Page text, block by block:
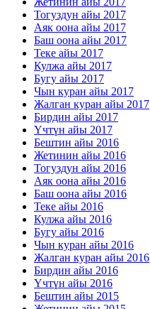
Тогуздун айы 2017
Аяк оона айы 2017
Баш оона айы 2017
Теке айы 2017
Кулжа айы 2017
Бугу айы 2017
Чын куран айы 2017
Жалган куран айы 2017
Бирдин айы 2017
Үчтүн айы 2017
Бештин айы 2016
Жетинин айы 2016
Тогуздун айы 2016
Аяк оона айы 2016
Баш оона айы 2016
Теке айы 2016
Кулжа айы 2016
Бугу айы 2016
Чын куран айы 2016
Жалган куран айы 2016
Бирдин айы 2016
Үчтүн айы 2016
Бештин айы 2015